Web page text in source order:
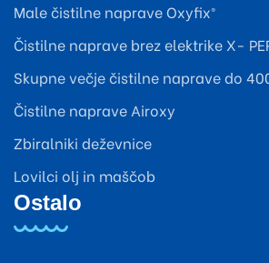
Male čistilne naprave Oxyfix®
Čistilne naprave brez elektrike X-
Skupne večje čistilne naprave do
Čistilne naprave Airoxy
Zbiralniki deževnice
Lovilci olj in maščob
Ostalo